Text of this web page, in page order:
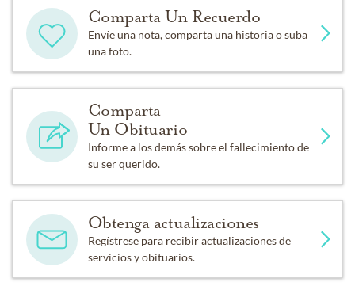
Comparta Un Recuerdo
Envíe una nota, comparta una historia o suba
una foto.
Comparta
Un Obituario
Informe a los demás sobre el fallecimiento de
su ser querido.
Obtenga actualizaciones
Regístrese para recibir actualizaciones de
servicios y obituarios.